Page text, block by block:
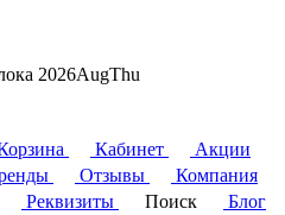
2026AugThu
Кабинет
Акции
Отзывы
Компания
Реквизиты Поиск
Блог